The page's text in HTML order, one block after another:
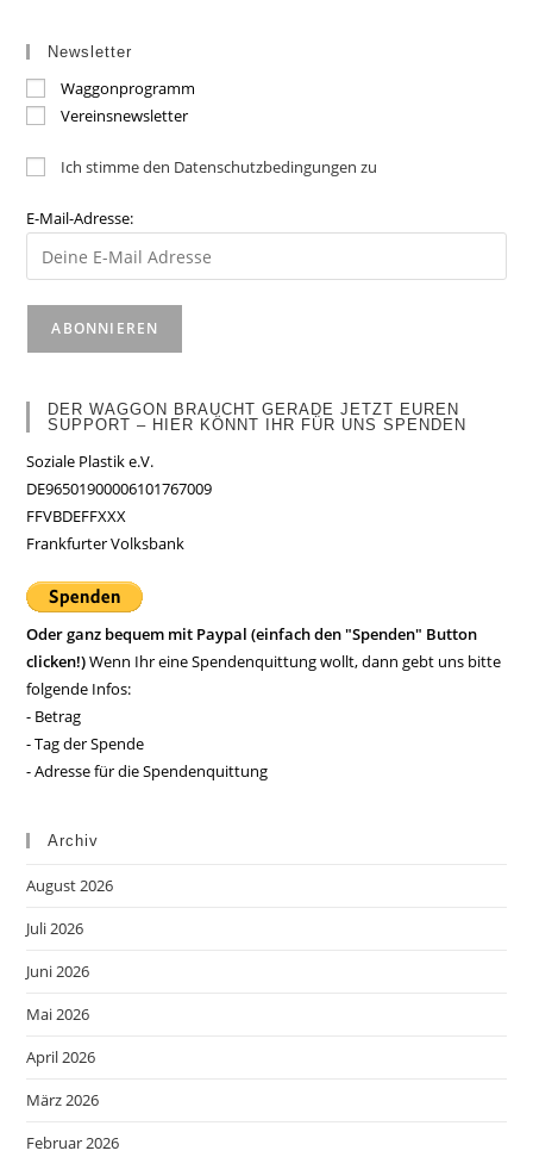
Newsletter
Waggonprogramm
Vereinsnewsletter
Ich stimme den Datenschutzbedingungen zu
E-Mail-Adresse:
DER WAGGON BRAUCHT GERADE JETZT EUREN
SUPPORT – HIER KÖNNT IHR FÜR UNS SPENDEN
Soziale Plastik e.V.
DE96501900006101767009
FFVBDEFFXXX
Frankfurter Volksbank
Oder ganz bequem mit Paypal (einfach den "Spenden" Button
clicken!)Wenn Ihr eine Spendenquittung wollt, dann gebt uns bitte
folgende Infos:
- Betrag
- Tag der Spende
- Adresse für die Spendenquittung
Archiv
August 2026
Juli 2026
Juni 2026
Mai 2026
April 2026
März 2026
Februar 2026